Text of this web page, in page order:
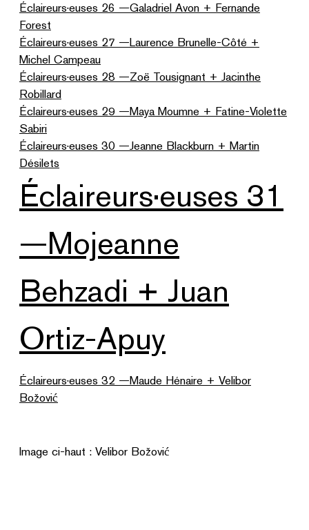
Éclaireurs·euses 26 —Galadriel Avon + Fernande
Forest
Éclaireurs·euses 27 —Laurence Brunelle-Côté +
Michel Campeau
Éclaireurs·euses 28 —Zoë Tousignant + Jacinthe
Robillard
Éclaireurs·euses 29 —Maya Moumne + Fatine-Violette
Sabiri
Éclaireurs·euses 30 —Jeanne Blackburn + Martin
Désilets
Éclaireurs·euses 31
—Mojeanne
Behzadi + Juan
Ortiz-Apuy
Éclaireurs·euses 32 —Maude Hénaire + Velibor
Božović
Image ci-haut : Velibor Božović